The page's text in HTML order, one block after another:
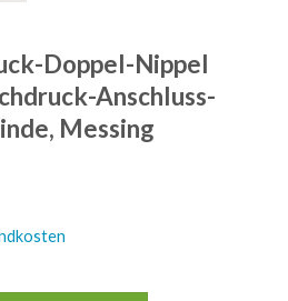
Doppel-Nippel
Anschluss-
Messing